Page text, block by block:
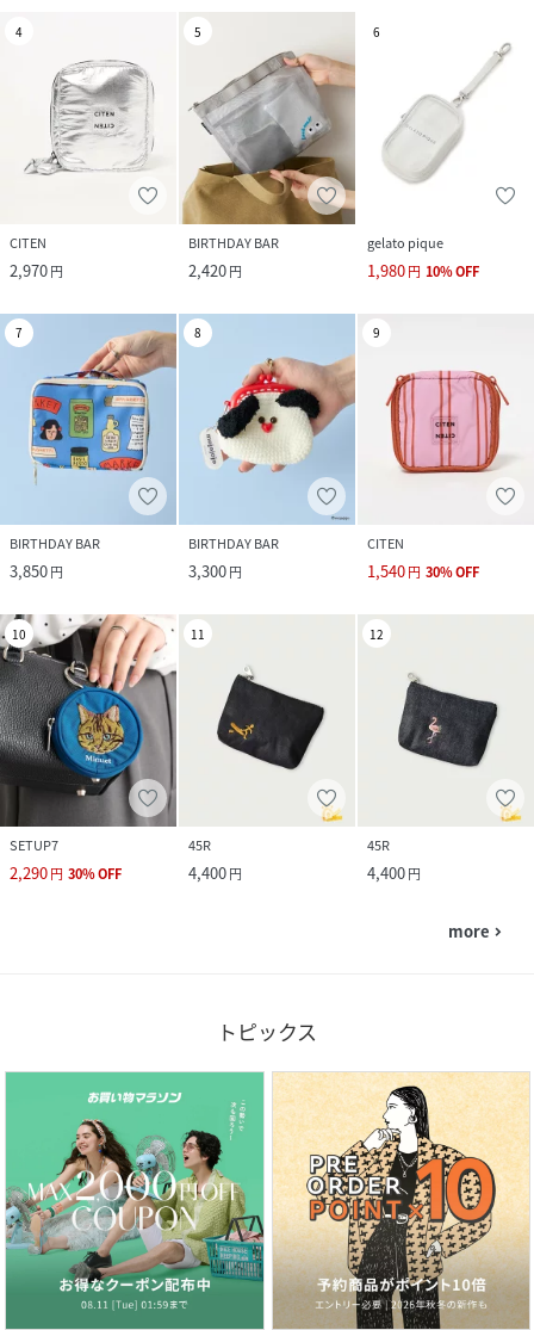
4
CITEN
2,970円
5
BIRTHDAY BAR
2,420円
6
gelato pique
1,980円 10%OFF
7
BIRTHDAY BAR
3,850円
8
BIRTHDAY BAR
3,300円
9
CITEN
1,540円 30%OFF
10
SETUP7
2,290円 30%OFF
11
45R
4,400円
12
45R
4,400円
more navigate_next
トピックス